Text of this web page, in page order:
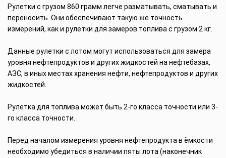
Рулетки с грузом 860 грамм легче разматывать, сматывать и
переносить. Они обеспечивают такую же точность
измерений, как и рулетки для замеров топлива с грузом 2 кг.
Данные рулетки с лотом могут использоваться для замера
уровня нефтепродуктов и других жидкостей на нефтебазах,
АЗС, в иных местах хранения нефти, нефтепродуктов и других
жидкостей.
Рулетка для топлива может быть 2-го класса точности или 3-
го класса точности.
Перед началом измерения уровня нефтепродукта в ёмкости
необходимо убедиться в наличии пяты лота (наконечник